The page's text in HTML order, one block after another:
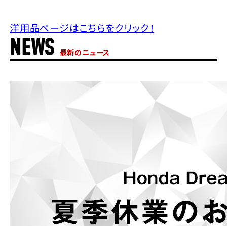
お問い合わせ
洋用品ページはこちらをクリック！
NEWS 最新のニュース
福島県
ホンダドリーム 郡山
ホンダドリーム 大田
ホンダドリーム 立川
ホンダドリーム 横浜都筑
ホンダドリーム 横浜旭
ホンダドリーム 川崎宮前
ホンダドリーム 豊橋
ホンダドリーム 名古屋上小田井
京都府
ホンダドリーム 京都北山
ホンダドリーム 神戸灘
ホンダドリーム 尼崎
徳島県
ホンダドリーム 徳島
香川県
ホンダドリーム 高松
ホンダドリーム 高知
熊本県